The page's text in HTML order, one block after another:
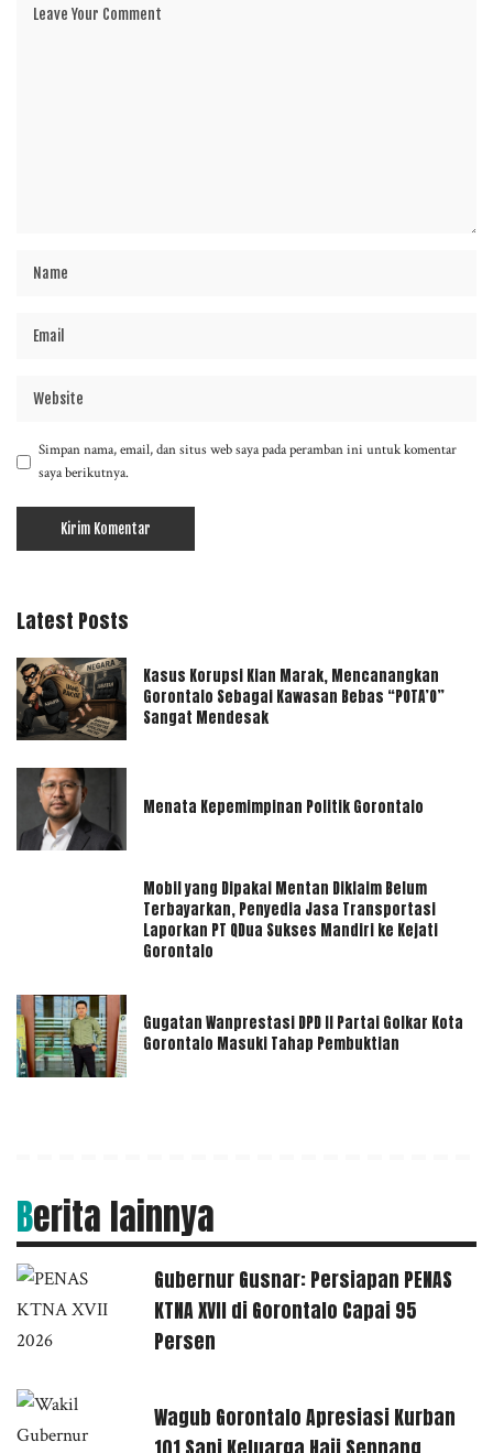
Simpan nama, email, dan situs web saya pada peramban ini untuk komentar
saya berikutnya.
Latest Posts
Kasus Korupsi Kian Marak, Mencanangkan
Gorontalo Sebagai Kawasan Bebas “POTA’O”
Sangat Mendesak
Menata Kepemimpinan Politik Gorontalo
Mobil yang Dipakai Mentan Diklaim Belum
Terbayarkan, Penyedia Jasa Transportasi
Laporkan PT QDua Sukses Mandiri ke Kejati
Gorontalo
Gugatan Wanprestasi DPD II Partai Golkar Kota
Gorontalo Masuki Tahap Pembuktian
Berita lainnya
Gubernur Gusnar: Persiapan PENAS
KTNA XVII di Gorontalo Capai 95
Persen
Wagub Gorontalo Apresiasi Kurban